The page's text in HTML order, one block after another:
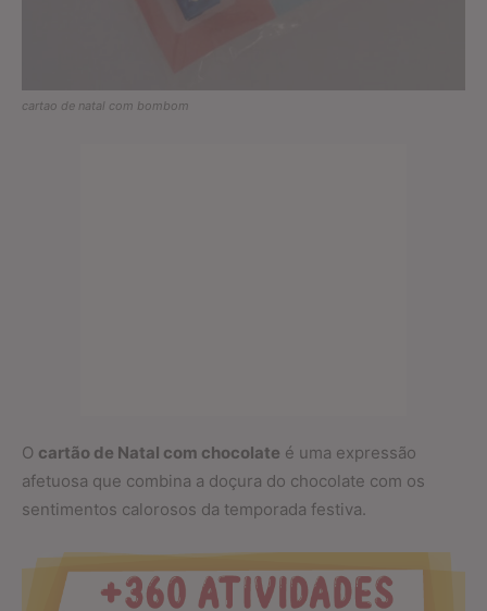
cartao de natal com bombom
O cartão de Natal com chocolate é uma expressão
afetuosa que combina a doçura do chocolate com os
sentimentos calorosos da temporada festiva.